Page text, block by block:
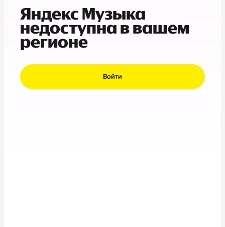
Яндекс Музыка
недоступна в вашем
регионе
Войти